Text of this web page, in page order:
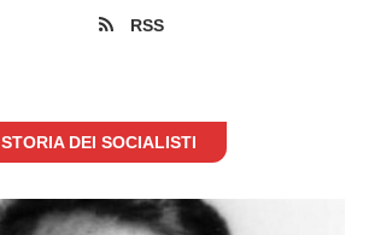
RSS
STORIA DEI SOCIALISTI